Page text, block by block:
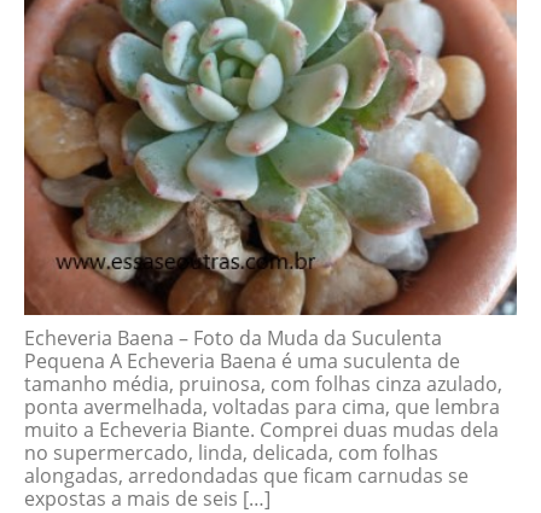
Echeveria Baena – Foto da Muda da Suculenta
Pequena A Echeveria Baena é uma suculenta de
tamanho média, pruinosa, com folhas cinza azulado,
ponta avermelhada, voltadas para cima, que lembra
muito a Echeveria Biante. Comprei duas mudas dela
no supermercado, linda, delicada, com folhas
alongadas, arredondadas que ficam carnudas se
expostas a mais de seis […]